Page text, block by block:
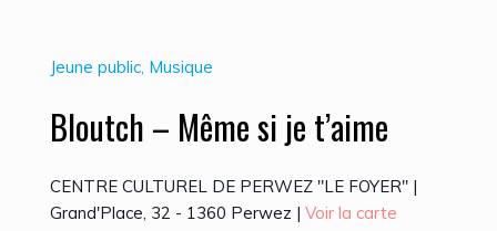
Jeune public, Musique
Bloutch – Même si je t’aime
CENTRE CULTUREL DE PERWEZ "LE FOYER" |
Grand'Place, 32 - 1360 Perwez | Voir la carte